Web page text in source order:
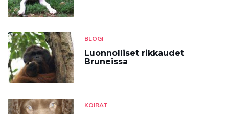
BLOGI
Luonnolliset rikkaudet
Bruneissa
KOIRAT